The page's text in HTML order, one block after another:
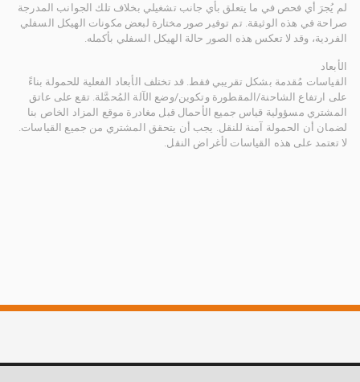
لم يُجرَ أي فحص في ما يتعلق بأي جانب تشغيلي بخلاف تلك الجوانب المدرجة
صراحة في هذه الوثيقة. تم توفير صور مختارة لبعض مكونات الهيكل السفلي
الفردية، وقد لا تعكس هذه الصور حالة الهيكل السفلي بأكمله.
الأبعاد
القياسات مُقدمة بشكل تقريبي فقط. قد تختلف الأبعاد الفعلية للحمولة بناءً
على ارتفاع الشاحنة/المقطورة وتكوين/وضع الآلة المُحمَّلة. تقع على عاتق
المشتري مسؤولية قياس جميع الأحمال قبل مغادرة موقع المزاد الخاص بنا
لضمان أن الحمولة آمنة للنقل. يجب أن يتحقق المشتري من جميع القياسات.
لا تعتمد على هذه القياسات لأغراض النقل.